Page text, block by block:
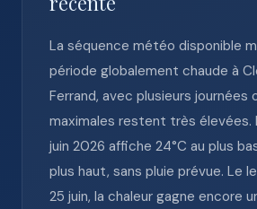
La séquence météo disponible
période globalement chaude à
Ferrand, avec plusieurs journées
maximales restent très élevées.
juin 2026 affiche 24°C au plus
plus haut, sans pluie prévue. Le
25 juin, la chaleur gagne encore